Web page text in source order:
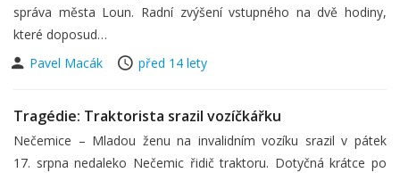
správa města Loun. Radní zvýšení vstupného na dvě hodiny,
které doposud…
Pavel Macák
před 14 lety
Tragédie: Traktorista srazil vozíčkářku
Nečemice – Mladou ženu na invalidním vozíku srazil v pátek
17. srpna nedaleko Nečemic řidič traktoru. Dotyčná krátce po